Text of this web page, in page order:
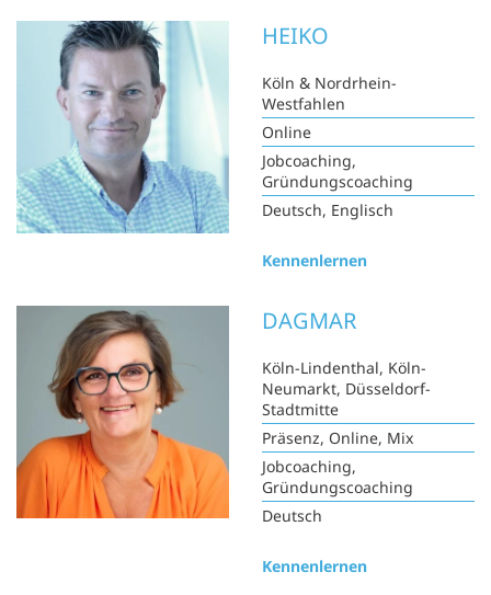
HEIKO
Köln & Nordrhein-
Westfahlen
Online
Jobcoaching,
Gründungscoaching
Deutsch, Englisch
Kennenlernen
DAGMAR
Köln-Lindenthal, Köln-
Neumarkt, Düsseldorf-
Stadtmitte
Präsenz, Online, Mix
Jobcoaching,
Gründungscoaching
Deutsch
Kennenlernen